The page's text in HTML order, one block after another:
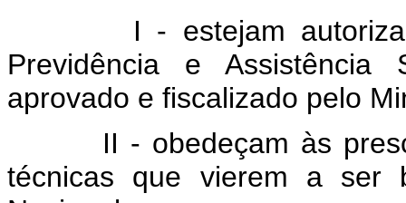
I - estejam
Previdência e
aprovado e fiscalizado pelo
II - obedeçam às
técnicas que vierem a ser